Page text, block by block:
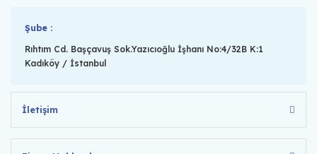
Şube :
Rıhtım Cd. Başçavuş Sok.Yazıcıoğlu İşhanı No:4/32B K:1
Kadıköy / İstanbul
İletişim